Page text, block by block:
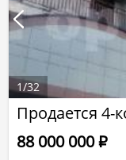
Продается 4-
88 000 000Р
1/32